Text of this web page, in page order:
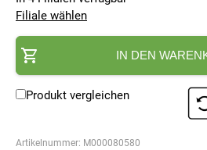
Filiale wählen
IN DEN
Produkt vergleichen
Artikelnummer: M000080580